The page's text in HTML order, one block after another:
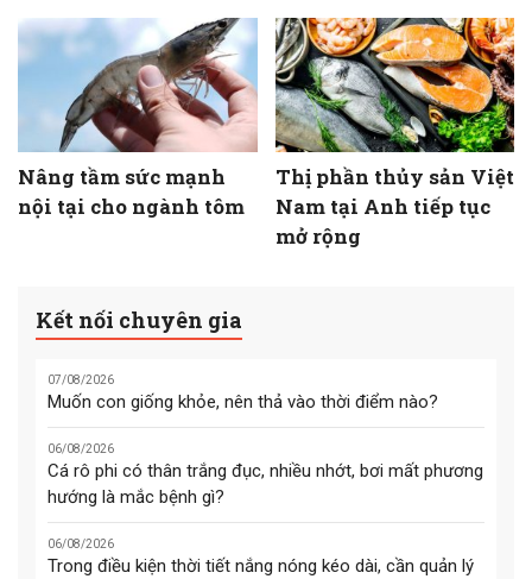
Nâng tầm sức mạnh
nội tại cho ngành tôm
Thị phần thủy sản Việt
Nam tại Anh tiếp tục
mở rộng
Kết nối chuyên gia
07/08/2026
Muốn con giống khỏe, nên thả vào thời điểm nào?
06/08/2026
Cá rô phi có thân trắng đục, nhiều nhớt, bơi mất phương
hướng là mắc bệnh gì?
06/08/2026
Trong điều kiện thời tiết nắng nóng kéo dài, cần quản lý